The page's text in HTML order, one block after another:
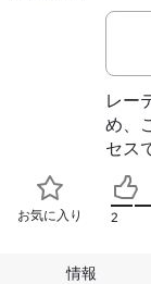
レー
め、
セス
お気に入り 2
情報